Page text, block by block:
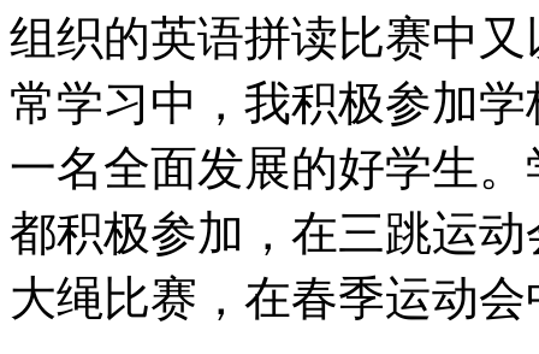
组织的英语拼读比赛中
常学习中，我积极参加
一名全面发展的好学生
都积极参加，在三跳运
大绳比赛，在春季运动